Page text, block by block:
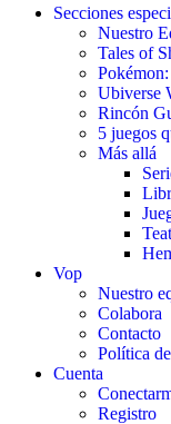
Secciones
Nuestro
Tales of
Ubiverse
Rincón
5 juegos
Más allá
Vop
Nuestro
Colabora
Contacto
Política
Cuenta
Registro